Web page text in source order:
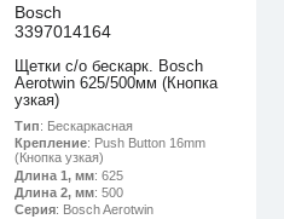
Bosch
3397014164
Щетки с/о бескарк. Bosch
Aerotwin 625/500мм (Кнопка
узкая)
Тип: Бескаркасная
Крепление: Push Button 16mm
(Кнопка узкая)
Длина 1, мм: 625
Длина 2, мм: 500
Серия: Bosch Aerotwin